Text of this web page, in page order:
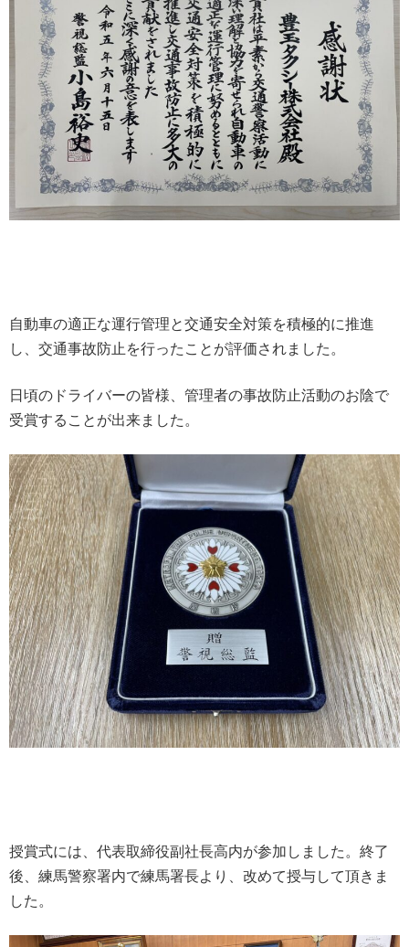
自動車の適正な運行管理と交通安全対策を積極的に推進
し、交通事故防止を行ったことが評価されました。
日頃のドライバーの皆様、管理者の事故防止活動のお陰で
受賞することが出来ました。
授賞式には、代表取締役副社長高内が参加しました。終了
後、練馬警察署内で練馬署長より、改めて授与して頂きま
した。